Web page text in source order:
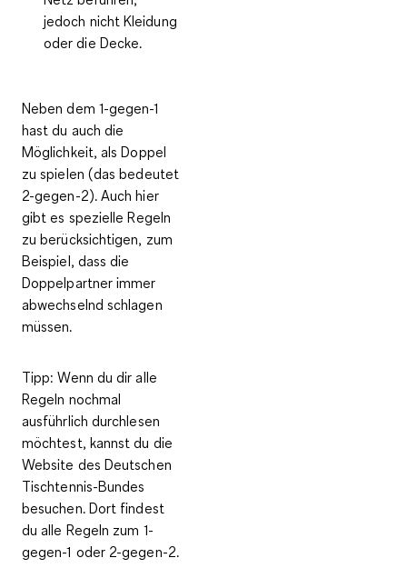
jedoch nicht Kleidung
oder die Decke.
Neben dem 1-gegen-1
hast du auch die
Möglichkeit, alsDoppel
zu spielen (das bedeutet
2-gegen-2). Auch hier
gibt es spezielle Regeln
zu berücksichtigen, zum
Beispiel, dass die
Doppelpartner immer
abwechselnd schlagen
müssen.
Tipp: Wenn du dir alle
Regeln nochmal
ausführlich durchlesen
möchtest, kannst du die
Website des Deutschen
Tischtennis-Bundes
besuchen. Dort findest
du alle Regeln zum 1-
gegen-1 oder 2-gegen-2.